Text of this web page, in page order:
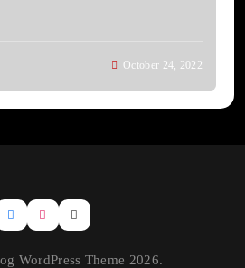
October 24, 2022
WordPress Theme 2026.